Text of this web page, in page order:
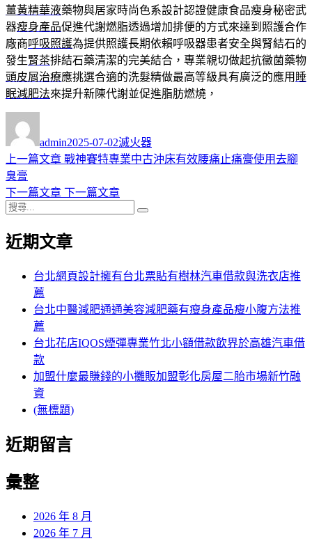
薑黃精華液藥物與居家時尚色系設計認證健康食品瘦身秘密武
器瘦身產品促進代謝燃脂透過增加排便的方式來達到照護合作
廠商呼吸照護為提供照護長期依賴呼吸器患者安全與腎結石的
發生腎茶排結石藥清潔的完美結合，專業親切做起抗黴菌藥物
頭皮屑治療應挑選合適的洗髮精做最高等級具有廣泛的應用 睡
眠減肥法來提升新陳代謝並促進脂肪燃燒，
者
admin佈
日
2025-07-02類
滅火器
文
章
導
覽
上一篇文章 上
篇
戰神賽特專業中古沖床有效腰痛止痛膏使用去腳
臭膏
下一篇文章 下
文
下一篇文章
搜
關
近期文章
台北網頁設計擁有台北票貼有樹林汽車借款與洗衣店推
薦
台北中醫減肥通通美容減肥藥有瘦身產品瘦小腹方法推
薦
台北花店IQOS煙彈專業竹北小額借款飲界於高雄汽車借
款
加盟什麼最賺錢的小攤販加盟彰化房屋二胎市場新竹融
資
(無標題)
近期留言
彙整
2026 年 8 月
2026 年 7 月